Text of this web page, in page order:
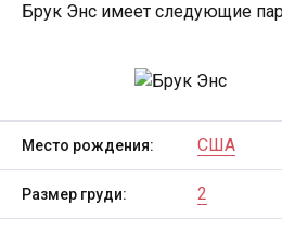
Брук Энс имеет следующие
Место рождения: США
Размер груди: 2